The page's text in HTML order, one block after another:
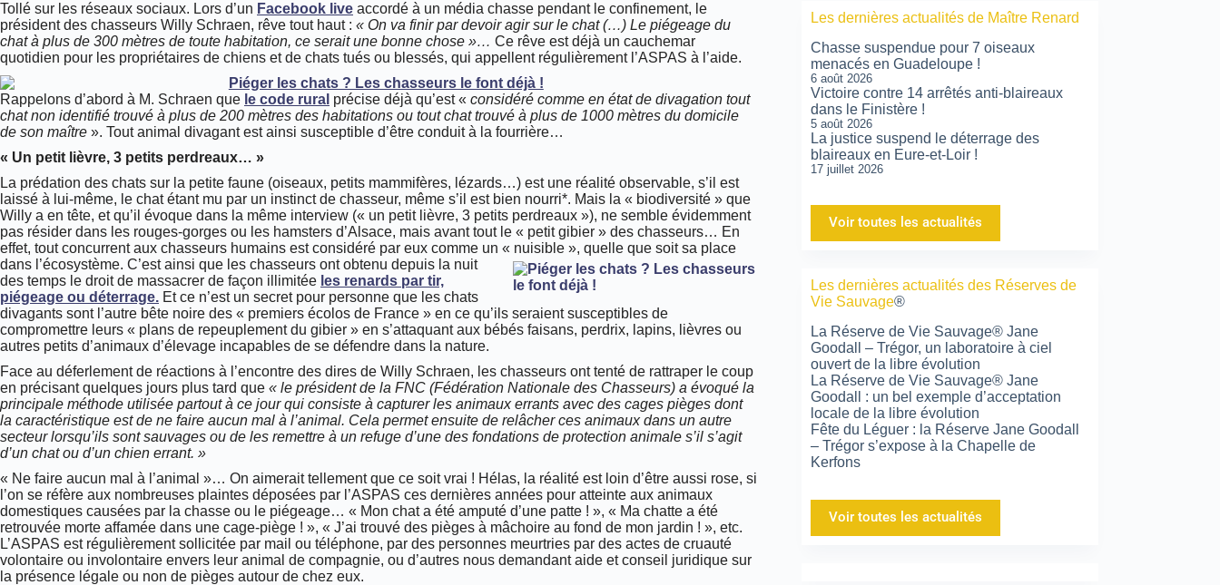
Tollé sur les réseaux sociaux. Lors d’un Facebook live accordé à un média chasse pendant le confinement, le
président des chasseurs Willy Schraen, rêve tout haut : « On va finir par devoir agir sur le chat (…) Le piégeage du
chat à plus de 300 mètres de toute habitation, ce serait une bonne chose »… Ce rêve est déjà un cauchemar
quotidien pour les propriétaires de chiens et de chats tués ou blessés, qui appellent régulièrement l’ASPAS à l’aide.
Rappelons d’abord à M. Schraen que le code rural précise déjà qu’est « considéré comme en état de divagation tout
chat non identifié trouvé à plus de 200 mètres des habitations ou tout chat trouvé à plus de 1000 mètres du domicile
de son maître ». Tout animal divagant est ainsi susceptible d’être conduit à la fourrière…
« Un petit lièvre, 3 petits perdreaux… »
La prédation des chats sur la petite faune (oiseaux, petits mammifères, lézards…) est une réalité observable, s’il est
laissé à lui-même, le chat étant mu par un instinct de chasseur, même s’il est bien nourri*. Mais la « biodiversité » que
Willy a en tête, et qu’il évoque dans la même interview (« un petit lièvre, 3 petits perdreaux »), ne semble évidemment
pas résider dans les rouges-gorges ou les hamsters d’Alsace, mais avant tout le « petit gibier » des chasseurs… En
effet, tout concurrent aux chasseurs humains est considéré par eux comme un « nuisible », quelle que soit sa place
dans l’écosystème. C’est ainsi que les chasseurs ont obtenu depuis la nuit
des temps le droit de massacrer de façon illimitée les renards par tir,
piégeage ou déterrage. Et ce n’est un secret pour personne que les chats
divagants sont l’autre bête noire des « premiers écolos de France » en ce qu’ils seraient susceptibles de
compromettre leurs « plans de repeuplement du gibier » en s’attaquant aux bébés faisans, perdrix, lapins, lièvres ou
autres petits d’animaux d’élevage incapables de se défendre dans la nature.
Face au déferlement de réactions à l’encontre des dires de Willy Schraen, les chasseurs ont tenté de rattraper le coup
en précisant quelques jours plus tard que « le président de la FNC (Fédération Nationale des Chasseurs) a évoqué la
principale méthode utilisée partout à ce jour qui consiste à capturer les animaux errants avec des cages pièges dont
la caractéristique est de ne faire aucun mal à l’animal. Cela permet ensuite de relâcher ces animaux dans un autre
secteur lorsqu’ils sont sauvages ou de les remettre à un refuge d’une des fondations de protection animale s’il s’agit
d’un chat ou d’un chien errant. »
« Ne faire aucun mal à l’animal »… On aimerait tellement que ce soit vrai ! Hélas, la réalité est loin d’être aussi rose, si
l’on se réfère aux nombreuses plaintes déposées par l’ASPAS ces dernières années pour atteinte aux animaux
domestiques causées par la chasse ou le piégeage… « Mon chat a été amputé d’une patte ! », « Ma chatte a été
retrouvée morte affamée dans une cage-piège ! », « J’ai trouvé des pièges à mâchoire au fond de mon jardin ! », etc.
L’ASPAS est régulièrement sollicitée par mail ou téléphone, par des personnes meurtries par des actes de cruauté
volontaire ou involontaire envers leur animal de compagnie, ou d’autres nous demandant aide et conseil juridique sur
la présence légale ou non de pièges autour de chez eux.
Les dernières actualités de Maître Renard
Chasse suspendue pour 7 oiseaux
menacés en Guadeloupe !
6 août 2026
Victoire contre 14 arrêtés anti-blaireaux
dans le Finistère !
5 août 2026
La justice suspend le déterrage des
blaireaux en Eure-et-Loir !
17 juillet 2026
Voir toutes les actualités
Les dernières actualités des Réserves de
Vie Sauvage®
La Réserve de Vie Sauvage® Jane
Goodall – Trégor, un laboratoire à ciel
ouvert de la libre évolution
La Réserve de Vie Sauvage® Jane
Goodall : un bel exemple d’acceptation
locale de la libre évolution
Fête du Léguer : la Réserve Jane Goodall
– Trégor s’expose à la Chapelle de
Kerfons
Voir toutes les actualités